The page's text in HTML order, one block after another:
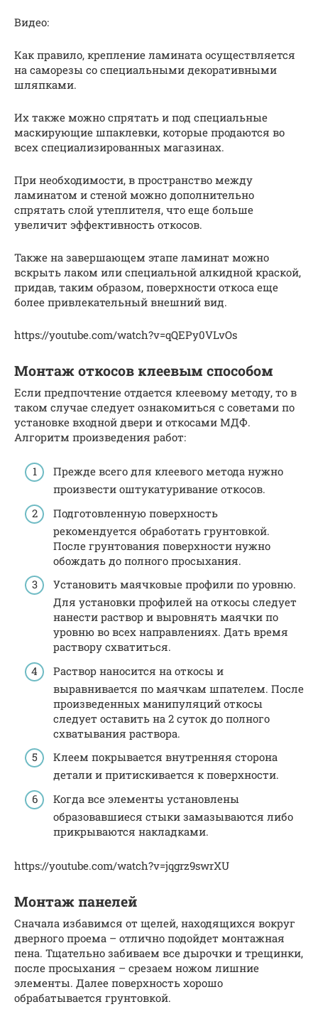
Видео:
Как правило, крепление ламината осуществляется
на саморезы со специальными декоративными
шляпками.
Их также можно спрятать и под специальные
маскирующие шпаклевки, которые продаются во
всех специализированных магазинах.
При необходимости, в пространство между
ламинатом и стеной можно дополнительно
спрятать слой утеплителя, что еще больше
увеличит эффективность откосов.
Также на завершающем этапе ламинат можно
вскрыть лаком или специальной алкидной краской,
придав, таким образом, поверхности откоса еще
более привлекательный внешний вид.
https://youtube.com/watch?v=qQEPy0VLvOs
Монтаж откосов клеевым способом
Если предпочтение отдается клеевому методу, то в
таком случае следует ознакомиться с советами по
установке входной двери и откосами МДФ.
Алгоритм произведения работ:
Прежде всего для клеевого метода нужно
произвести оштукатуривание откосов.
Подготовленную поверхность
рекомендуется обработать грунтовкой.
После грунтования поверхности нужно
обождать до полного просыхания.
Установить маячковые профили по уровню.
Для установки профилей на откосы следует
нанести раствор и выровнять маячки по
уровню во всех направлениях. Дать время
раствору схватиться.
Раствор наносится на откосы и
выравнивается по маячкам шпателем. После
произведенных манипуляций откосы
следует оставить на 2 суток до полного
схватывания раствора.
Клеем покрывается внутренняя сторона
детали и притискивается к поверхности.
Когда все элементы установлены
образовавшиеся стыки замазываются либо
прикрываются накладками.
https://youtube.com/watch?v=jqgrz9swrXU
Монтаж панелей
Сначала избавимся от щелей, находящихся вокруг
дверного проема – отлично подойдет монтажная
пена. Тщательно забиваем все дырочки и трещинки,
после просыхания – срезаем ножом лишние
элементы. Далее поверхность хорошо
обрабатывается грунтовкой.